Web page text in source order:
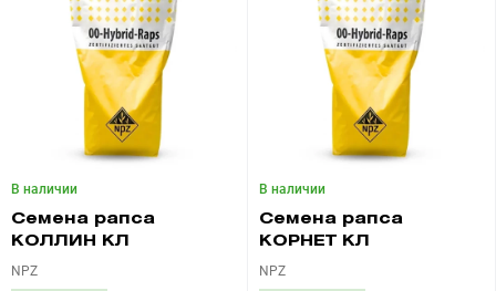
В наличии
Семена рапса
КОЛЛИН КЛ
NPZ
В наличии
Семена рапса
КОРНЕТ КЛ
NPZ